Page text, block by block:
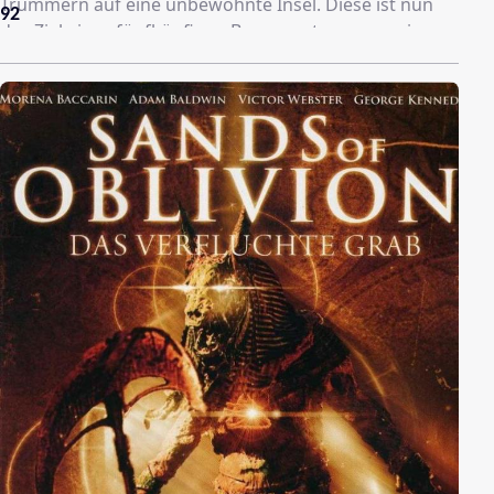
das Ziel eines fünfköpfigen Bergungstrupps sowie
eines Fähnleins ahnungsloser Piraten, deren
Helikopter eben auf dem Eiland strandete.
92